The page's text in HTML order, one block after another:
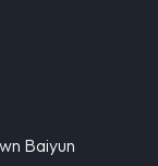
Baiyun